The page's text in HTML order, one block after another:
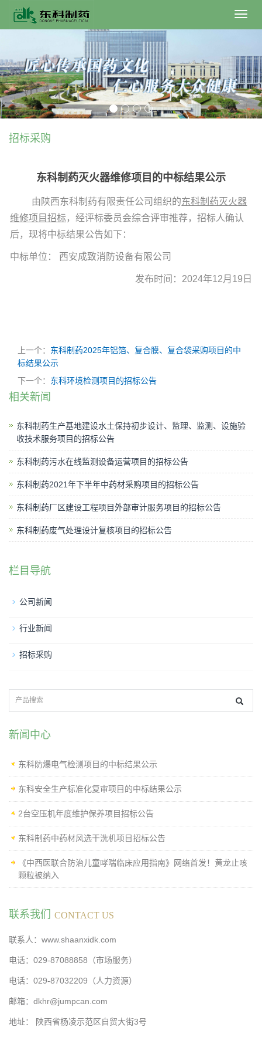
招标采购
东科制药灭火器维修项目的中标结果公示
由陕西东科制药有限责任公司组织的东科制药灭火器
维修项目招标，经评标委员会综合评审推荐，招标人确认
后，现将中标结果公告如下：
中标单位： 西安成致消防设备有限公司
发布时间： 2024年12月19日
上一个： 东科制药2025年铝箔、复合膜、复合袋采购项目的中
标结果公示
下一个： 东科环境检测项目的招标公告
相关新闻
东科制药生产基地建设水土保持初步设计、监理、监测、设施验
收技术服务项目的招标公告
东科制药污水在线监测设备运营项目的招标公告
东科制药2021年下半年中药材采购项目的招标公告
东科制药厂区建设工程项目外部审计服务项目的招标公告
东科制药废气处理设计复核项目的招标公告
栏目导航
公司新闻
行业新闻
招标采购
新闻中心
东科防爆电气检测项目的中标结果公示
东科安全生产标准化复审项目的中标结果公示
2台空压机年度维护保养项目招标公告
东科制药中药材风选干洗机项目招标公告
《中西医联合防治儿童哮喘临床应用指南》网络首发！黄龙止咳
颗粒被纳入
联系我们 CONTACT US
联系人：www.shaanxidk.com
电话：029-87088858（市场服务）
电话：029-87032209（人力资源）
邮箱：dkhr@jumpcan.com
地址： 陕西省杨凌示范区自贸大街3号